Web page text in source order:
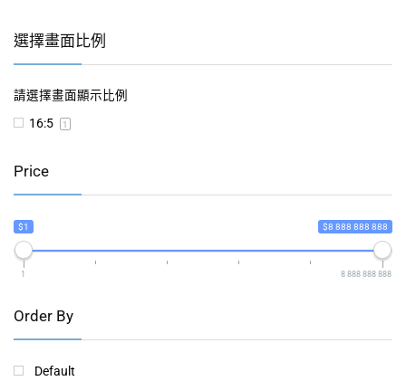
選擇畫面比例
請選擇畫面顯示比例
16:5
1
Price
$1 $8 888 888 888
1 8 888 888 888
Order By
Default